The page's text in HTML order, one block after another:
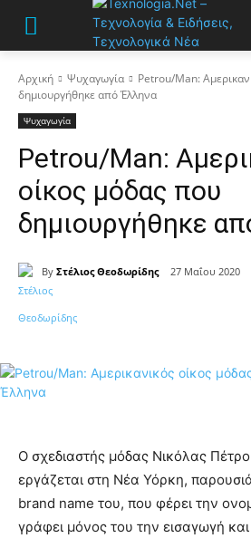
Αρχική Ψυχαγωγία
Petrou/Man:
δημιουργήθηκε από Έλληνα
Ψυχαγωγία
Petrou/Man:
οίκος μόδας που
δημιουργήθηκε
By Στέλιος Θεοδωρίδης 27 Μαΐου 2020
Ο σχεδιαστής μόδας Νικόλας
εργάζεται στη Νέα Υόρκη,
brand name του, που φέρει την
γράφει μόνος του την εισαγωγή